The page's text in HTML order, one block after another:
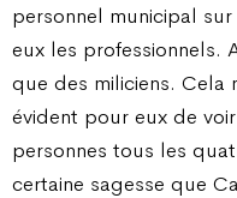
personnel municipal
eux les professionnels.
que des miliciens. Cela
évident pour eux de
personnes tous les
certaine sagesse que